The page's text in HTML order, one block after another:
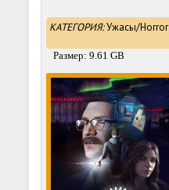
КАТЕГОРИЯ:Ужасы/Horror
Размер: 9.61 GB